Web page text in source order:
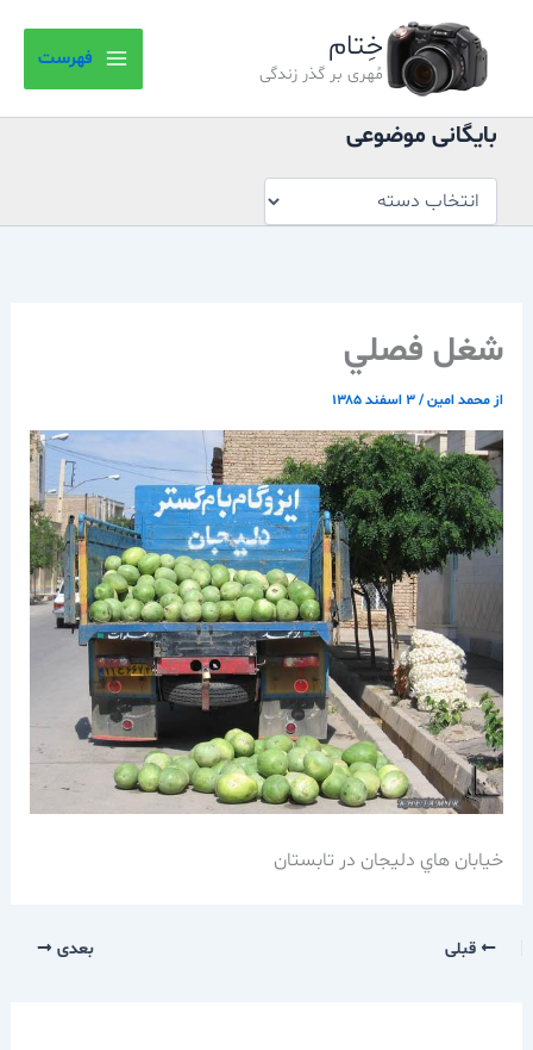
خِتام
مُهری بر گذر زندگی
فهرست
بایگانی موضوعی
موضوعی
شغل فصلي
از محمد امین/۳ اسفند ۱۳۸۵
خيابان هاي دليجان در تابستان
قبلی بعدی